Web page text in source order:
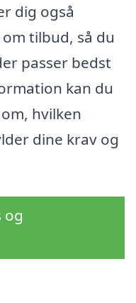
dig også
tilbud, så du
passer bedst
kan du
hvilken
dine krav og
og